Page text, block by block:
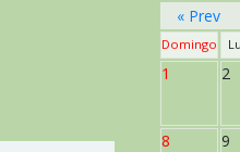
« Prev
Domingo
1 2
8 9